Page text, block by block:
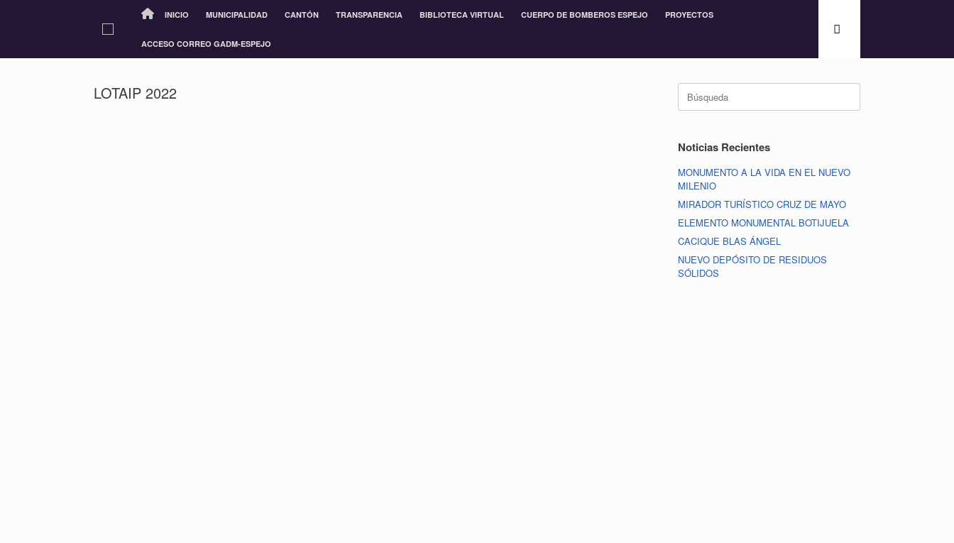
INICIO MUNICIPALIDAD CANTÓN TRANSPARENCIA BIBLIOTECA VIRTUAL CUERPO DE BOMBEROS ESPEJO PROYECTOS
ACCESO CORREO GADM-ESPEJO
LOTAIP 2022
Noticias Recientes
MONUMENTO A LA VIDA EN EL NUEVO
MILENIO
MIRADOR TURÍSTICO CRUZ DE MAYO
ELEMENTO MONUMENTAL BOTIJUELA
CACIQUE BLAS ÁNGEL
NUEVO DEPÓSITO DE RESIDUOS
SÓLIDOS